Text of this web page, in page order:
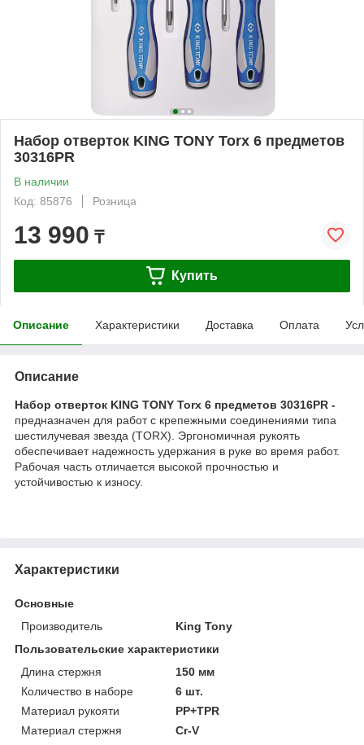
Набор отверток KING TONY Torx 6 предметов
30316PR
В наличии
Код: 85876
Розница
13 990 ₸
Купить
Описание Характеристики Доставка Оплата
Описание
Набор отверток KING TONY Torx 6 предметов 30316PR -
предназначен для работ с крепежными соединениями типа
шестилучевая звезда (TORX). Эргономичная рукоять
обеспечивает надежность удержания в руке во время работ.
Рабочая часть отличается высокой прочностью и
устойчивостью к износу.
Характеристики
Основные
Производитель
King Tony
Пользовательские характеристики
Длина стержня
150 мм
Количество в наборе
6 шт.
Материал рукояти
PP+TPR
Материал стержня
Cr-V